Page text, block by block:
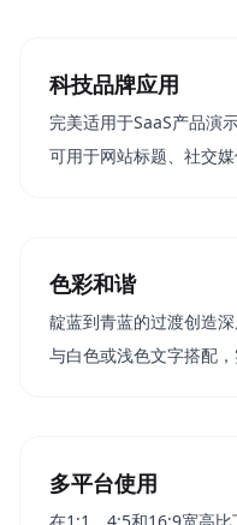
科技品牌应用
完美适用于SaaS产品演
可用于网站标题、社交媒
色彩和谐
靛蓝到青蓝的过渡创造深
与白色或浅色文字搭配
多平台使用